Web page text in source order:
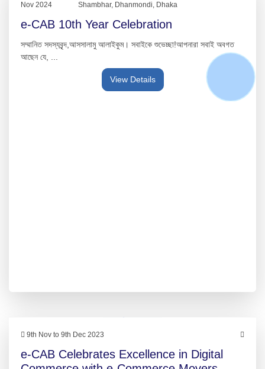
Nov 2024
Shambhar, Dhanmondi, Dhaka
e-CAB 10th Year Celebration
সম্মানিত সদস্যবৃন্দ,আসসালামু আলাইকুম। সবাইকে শুভেচ্ছা!আপনারা সবাই অবগত
আছেন যে, ...
View Details
9th Nov to 9th Dec 2023
e-CAB Celebrates Excellence in Digital